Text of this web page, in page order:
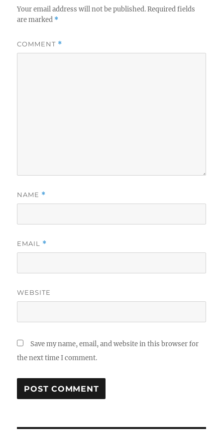
Your email address will not be published. Required fields
are marked *
COMMENT *
NAME *
EMAIL *
WEBSITE
Save my name, email, and website in this browser for
the next time I comment.